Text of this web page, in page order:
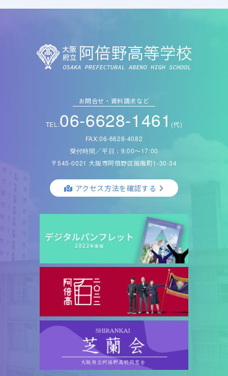
お問合せ・資料請求など
TEL:06-6628-1461 (代)
FAX:06-6628-4082
受付時間／平日：9:00〜17:00
〒545-0021 大阪市阿倍野区阪南町1-30-34
アクセス方法を確認する